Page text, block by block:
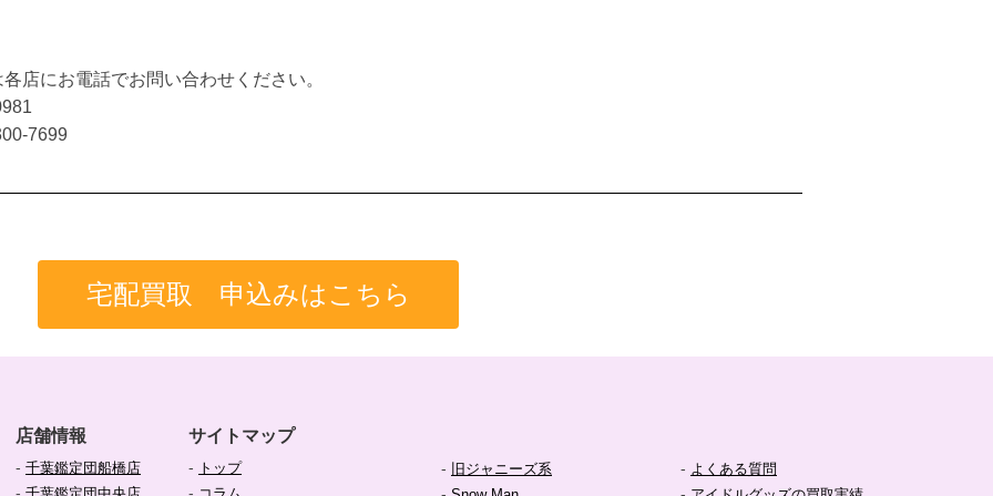
店にお電話でお問い合わせください。
7699
宅配買取 申込みはこちら
店舗情報
- 千葉鑑定団船橋店
サイトマップ
- トップ - 旧ジャニーズ系 - よくある質問